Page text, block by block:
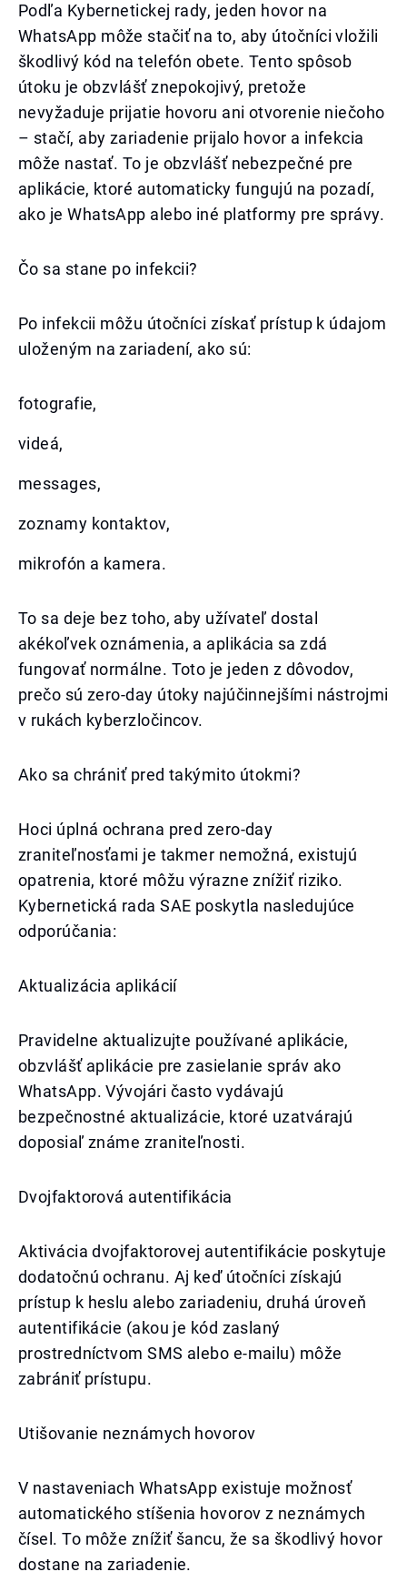
Podľa Kybernetickej rady, jeden hovor na
WhatsApp môže stačiť na to, aby útočníci vložili
škodlivý kód na telefón obete. Tento spôsob
útoku je obzvlášť znepokojivý, pretože
nevyžaduje prijatie hovoru ani otvorenie niečoho
– stačí, aby zariadenie prijalo hovor a infekcia
môže nastať. To je obzvlášť nebezpečné pre
aplikácie, ktoré automaticky fungujú na pozadí,
ako je WhatsApp alebo iné platformy pre správy.
Čo sa stane po infekcii?
Po infekcii môžu útočníci získať prístup k údajom
uloženým na zariadení, ako sú:
fotografie,
videá,
messages,
zoznamy kontaktov,
mikrofón a kamera.
To sa deje bez toho, aby užívateľ dostal
akékoľvek oznámenia, a aplikácia sa zdá
fungovať normálne. Toto je jeden z dôvodov,
prečo sú zero-day útoky najúčinnejšími nástrojmi
v rukách kyberzločincov.
Ako sa chrániť pred takýmito útokmi?
Hoci úplná ochrana pred zero-day
zraniteľnosťami je takmer nemožná, existujú
opatrenia, ktoré môžu výrazne znížiť riziko.
Kybernetická rada SAE poskytla nasledujúce
odporúčania:
Aktualizácia aplikácií
Pravidelne aktualizujte používané aplikácie,
obzvlášť aplikácie pre zasielanie správ ako
WhatsApp. Vývojári často vydávajú
bezpečnostné aktualizácie, ktoré uzatvárajú
doposiaľ známe zraniteľnosti.
Dvojfaktorová autentifikácia
Aktivácia dvojfaktorovej autentifikácie poskytuje
dodatočnú ochranu. Aj keď útočníci získajú
prístup k heslu alebo zariadeniu, druhá úroveň
autentifikácie (akou je kód zaslaný
prostredníctvom SMS alebo e-mailu) môže
zabrániť prístupu.
Utišovanie neznámych hovorov
V nastaveniach WhatsApp existuje možnosť
automatického stíšenia hovorov z neznámych
čísel. To môže znížiť šancu, že sa škodlivý hovor
dostane na zariadenie.